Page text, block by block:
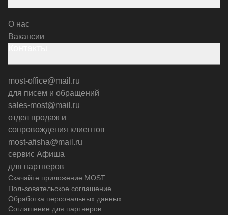
Скачайте приложение MOST
О нас
Вакансии
most-office@mail.ru
для писем и обращений
sales-most@mail.ru
отдел продаж и
сопровождения клиентов
most-afisha@mail.ru
сервис Афиша
для партнеров
Пользовательское соглашение
Обработка персональных данных
Соглашение для партнеров